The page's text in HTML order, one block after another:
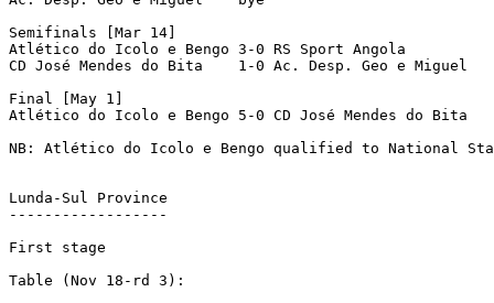
Semifinals [Mar 14]
Atlético do Icolo e Bengo 3-0 RS Sport Angola
CD José Mendes do Bita	  1-0 Ac. Desp. Geo e Miguel
Final [May 1]
Atlético do Icolo e Bengo 5-0 CD José Mendes do Bita
NB: Atlético do Icolo e Bengo qualified to National
Lunda-Sul Province
------------------
First stage
Table (Nov 18-rd 3):